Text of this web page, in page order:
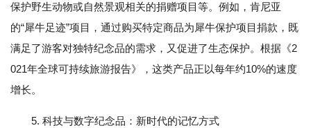
保护野生动物或自然景观相关的捐赠项目等。例如，肯尼亚
的“犀牛足迹”项目，通过购买特定商品为犀牛保护项目捐款，既
满足了游客对独特纪念品的需求，又促进了生态保护。根据《2
021年全球可持续旅游报告》，这类产品正以每年约10%的速度
增长。
5. 科技与数字纪念品：新时代的记忆方式